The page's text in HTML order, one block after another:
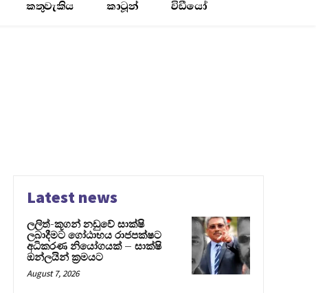
කතුවැකිය කාටූන් විඩීයෝ
Latest news
ලලිත්-කූගන් නඩුවේ සාක්ෂි
ලබාදීමට ගෝඨාභය රාජපක්ෂට
අධිකරණ නියෝගයක් – සාක්ෂි
ඔන්ලයින් ක්‍රමයට
August 7, 2026